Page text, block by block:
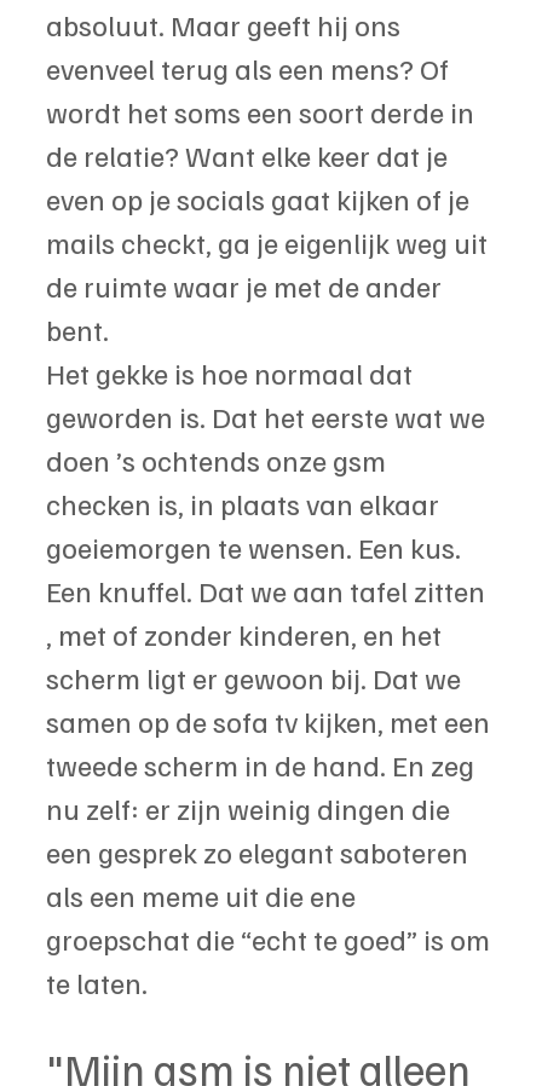
absoluut. Maar geeft hij ons
evenveel terug als een mens? Of
wordt het soms een soort derde in
de relatie? Want elke keer dat je
even op je socials gaat kijken of je
mails checkt, ga je eigenlijk weg uit
de ruimte waar je met de ander
bent.
Het gekke is hoe normaal dat
geworden is. Dat het eerste wat we
doen ’s ochtends onze gsm
checken is, in plaats van elkaar
goeiemorgen te wensen. Een kus.
Een knuffel. Dat we aan tafel zitten
, met of zonder kinderen, en het
scherm ligt er gewoon bij. Dat we
samen op de sofa tv kijken, met een
tweede scherm in de hand. En zeg
nu zelf: er zijn weinig dingen die
een gesprek zo elegant saboteren
als een meme uit die ene
groepschat die “echt te goed” is om
te laten.
"Mijn gsm is niet alleen